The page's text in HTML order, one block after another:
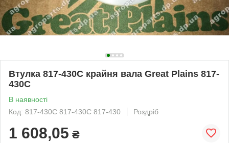
Втулка 817-430C крайня вала Great Plains 817-
430C
В наявності
Код: 817-430C 817-430С 817-430
Роздріб
1 608,05 ₴